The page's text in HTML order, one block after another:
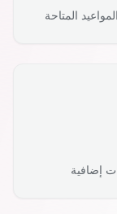
المتاحة
إضافية